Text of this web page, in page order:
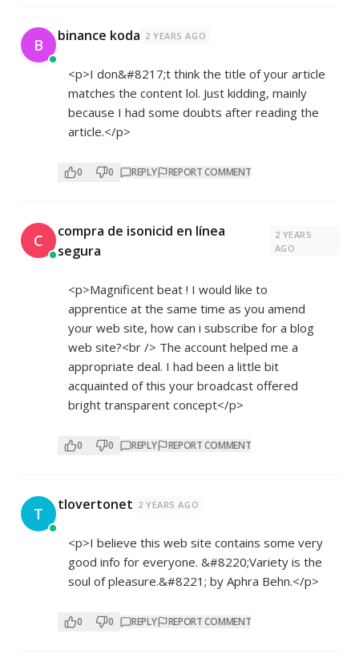
B binance koda 2 YEARS AGO
<p>I don&#8217;t think the title of your article
matches the content lol. Just kidding, mainly
because I had some doubts after reading the
article.</p>
0 0 REPLY REPORT COMMENT
C
compra de isonicid en línea
segura
2 YEARS
AGO
<p>Magnificent beat ! I would like to
apprentice at the same time as you amend
your web site, how can i subscribe for a blog
web site?<br /> The account helped me a
appropriate deal. I had been a little bit
acquainted of this your broadcast offered
bright transparent concept</p>
0 0 REPLY REPORT COMMENT
T tlovertonet 2 YEARS AGO
<p>I believe this web site contains some very
good info for everyone. &#8220;Variety is the
soul of pleasure.&#8221; by Aphra Behn.</p>
0 0 REPLY REPORT COMMENT